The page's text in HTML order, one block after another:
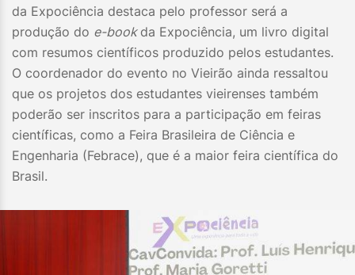
da Expociência destaca pelo professor será a
produção do e-bookda Expociência, um livro digital
com resumos científicos produzido pelos estudantes.
O coordenador do evento no Vieirão ainda ressaltou
que os projetos dos estudantes vieirenses também
poderão ser inscritos para a participação em feiras
científicas, como a Feira Brasileira de Ciência e
Engenharia (Febrace), que é a maior feira científica do
Brasil.